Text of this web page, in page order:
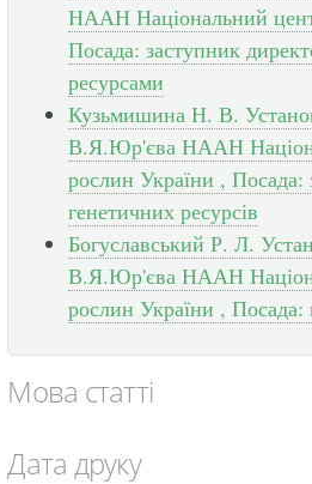
НААН Національний
Посада: заступник
ресурсами
Кузьмишина Н. В.
В.Я.Юр'єва НААН
рослин України , Посада:
генетичних ресурсів
Богуславський Р. Л.
В.Я.Юр'єва НААН
рослин України , Посада:
Мова статті
Дата друку